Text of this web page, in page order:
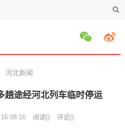
河北新闻
趟途经河北列车临时停运
阅读() 评论()